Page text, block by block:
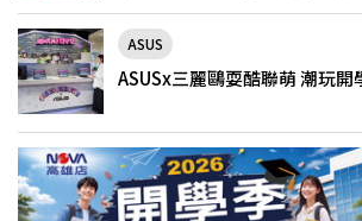
ASUS
ASUSx三麗鷗耍酷聯萌 潮玩開